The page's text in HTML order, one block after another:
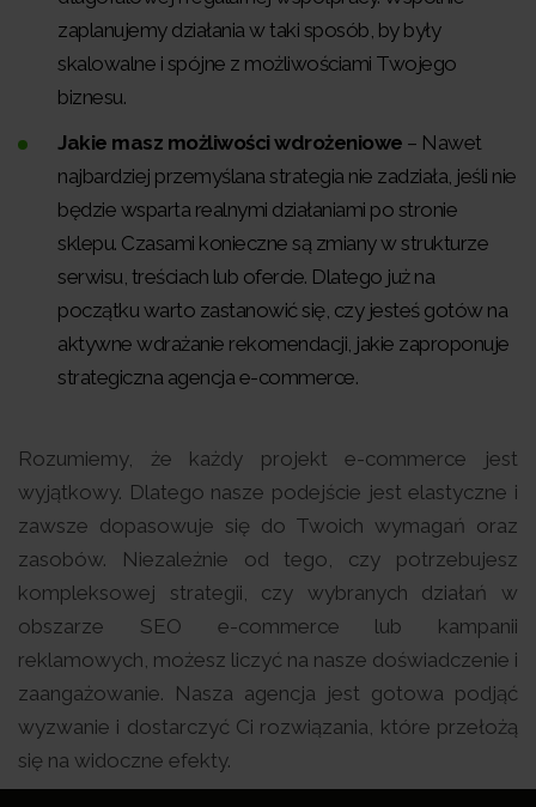
zaplanujemy działania w taki sposób, by były
skalowalne i spójne z możliwościami Twojego
biznesu.
Jakie masz możliwości wdrożeniowe – Nawet
najbardziej przemyślana strategia nie zadziała, jeśli nie
będzie wsparta realnymi działaniami po stronie
sklepu. Czasami konieczne są zmiany w strukturze
serwisu, treściach lub ofercie. Dlatego już na
początku warto zastanowić się, czy jesteś gotów na
aktywne wdrażanie rekomendacji, jakie zaproponuje
strategiczna agencja e-commerce.
Rozumiemy, że każdy projekt e-commerce jest
wyjątkowy. Dlatego nasze podejście jest elastyczne i
zawsze dopasowuje się do Twoich wymagań oraz
zasobów. Niezależnie od tego, czy potrzebujesz
kompleksowej strategii, czy wybranych działań w
obszarze SEO e-commerce lub kampanii
reklamowych, możesz liczyć na nasze doświadczenie i
zaangażowanie. Nasza agencja jest gotowa podjąć
wyzwanie i dostarczyć Ci rozwiązania, które przełożą
się na widoczne efekty.